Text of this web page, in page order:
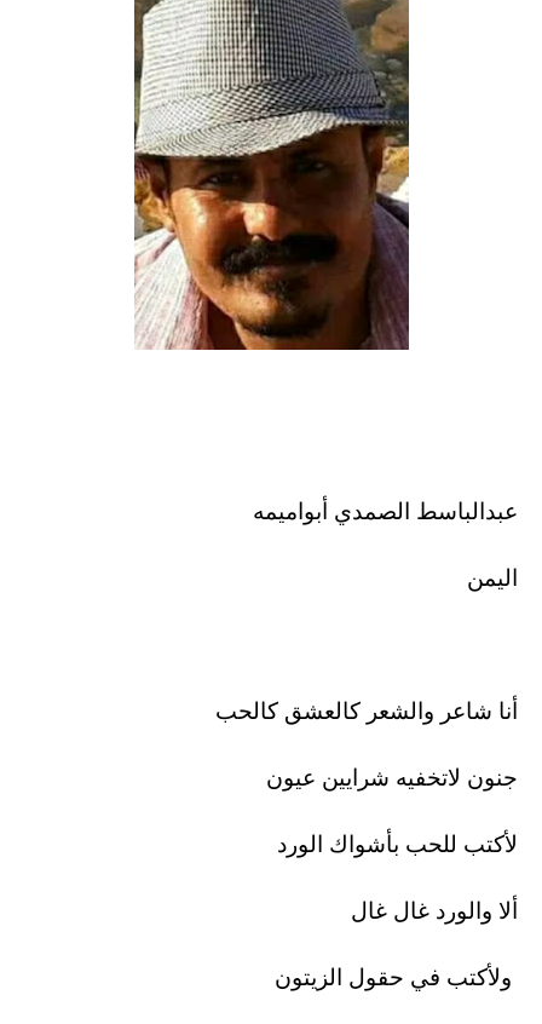
عبدالباسط الصمدي أبواميمه
اليمن
أنا شاعر والشعر كالعشق كالحب
جنون لاتخفيه شرايين عيون
لأكتب للحب بأشواك الورد
ألا والورد غال غال
ولأكتب في حقول الزيتون